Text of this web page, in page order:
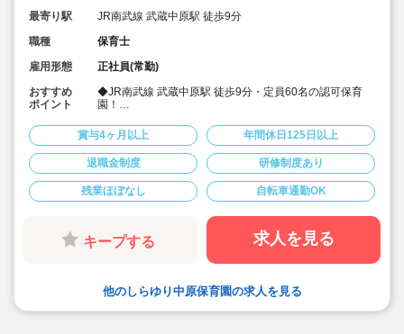
最寄り駅
JR南武線 武蔵中原駅 徒歩9分
職種
保育士
雇用形態
正社員(常勤)
おすすめ
ポイント
◆JR南武線 武蔵中原駅 徒歩9分・定員60名の認可保育
園！
可園です！
◆残業ほぼなし◎プライベートと両立して勤務すること
が出来ます。
◆年度末処遇改善一時金あります！
◆あたたかな雰囲気の中で、「生きる力」をはぐくんで
いくことを目標に、子どもたちの主体性を大切にした保
育を目指しています！
◆「社会福祉法人しらゆり福祉会」は母体がしっかりし
ており、高待遇で福利厚生面も整っていて長く働ける職
場です！これからの明るい未来に向けて転職する一歩を
賞与4ヶ月以上 年間休日125日以上
退職金制度 研修制度あり
残業ほぼなし 自転車通勤OK
キープする 求人を見る
他のしらゆり中原保育園の求人を見る